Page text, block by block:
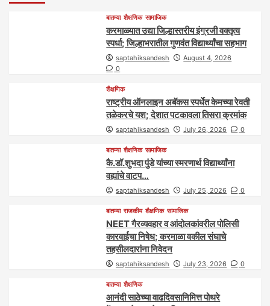
बातम्या शैक्षणिक सामाजिक
करमाळ्यात उद्या जिल्हास्तरीय इंग्रजी वक्तृत्व
स्पर्धा; जिल्हाभरातील गुणवंत विद्यार्थ्यांचा सहभाग
saptahiksandesh
August 4, 2026
0
शैक्षणिक
राष्ट्रीय ऑनलाइन अबॅकस स्पर्धेत केमच्या रेवती
तळेकरचे यश; देशात पटकावला तिसरा क्रमांक
saptahiksandesh July 26, 2026 0
बातम्या शैक्षणिक सामाजिक
कै.डॉ.शुभदा पुंडे यांच्या स्मरणार्थ विद्यार्थ्यांना
वह्यांचे वाटप…
saptahiksandesh July 25, 2026 0
बातम्या राजकीय शैक्षणिक सामाजिक
NEET गैरव्यवहार व आंदोलकांवरील पोलिसी
कारवाईचा निषेध; करमाळा वकील संघाचे
तहसीलदारांना निवेदन
saptahiksandesh July 23, 2026 0
बातम्या शैक्षणिक
आनंदी साठेच्या वाढदिवसानिमित्त पोथरे